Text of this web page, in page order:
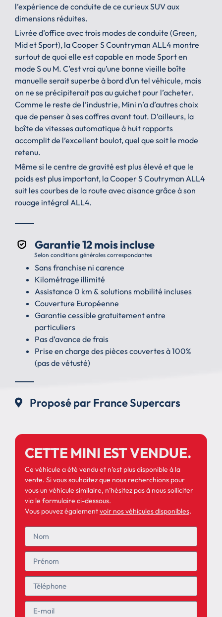
l’expérience de conduite de ce curieux SUV aux
dimensions réduites.
Livrée d’office avec trois modes de conduite (Green,
Mid et Sport), la Cooper S Countryman ALL4 montre
surtout de quoi elle est capable en mode Sport en
mode S ou M. C’est vrai qu’une bonne vieille boîte
manuelle serait superbe à bord d’un tel véhicule, mais
on ne se précipiterait pas au guichet pour l’acheter.
Comme le reste de l’industrie, Mini n’a d’autres choix
que de penser à ses coffres avant tout. D’ailleurs, la
boîte de vitesses automatique à huit rapports
accomplit de l’excellent boulot, quel que soit le mode
retenu.
Même si le centre de gravité est plus élevé et que le
poids est plus important, la Cooper S Coutryman ALL4
suit les courbes de la route avec aisance grâce à son
rouage intégral ALL4.
Garantie 12 mois incluse
Selon conditions générales correspondantes
Sans franchise ni carence
Kilométrage illimité
Assistance 0 km & solutions mobilité incluses
Couverture Européenne
Garantie cessible gratuitement entre
particuliers
Pas d’avance de frais
Prise en charge des pièces couvertes à 100%
(pas de vétusté)
Proposé par France Supercars
CETTE MINI EST VENDUE.
Ce véhicule a été vendu et n’est plus disponible à la
vente. Si vous souhaitez que nous recherchions pour
vous un véhicule similaire, n’hésitez pas à nous solliciter
via le formulaire ci-dessous.
Vous pouvez égalementvoir nos véhicules disponibles.